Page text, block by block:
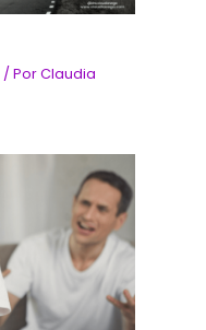
/ PorClaudia